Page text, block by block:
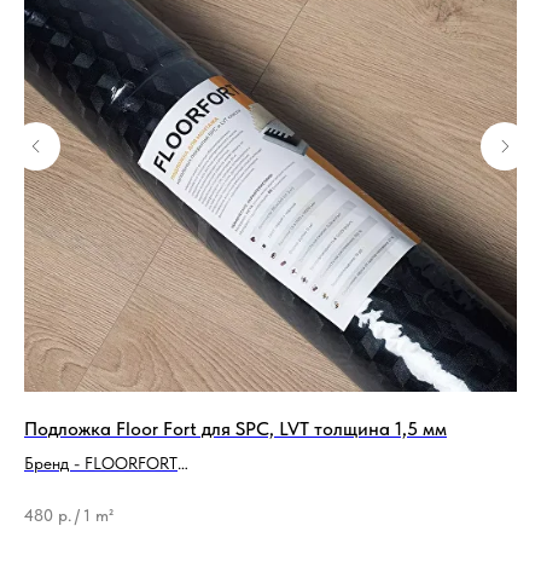
Подложка Floor Fort для SPC, LVT толщина 1,5 мм
Бренд - FLOORFORT
480 р. / 1 m²